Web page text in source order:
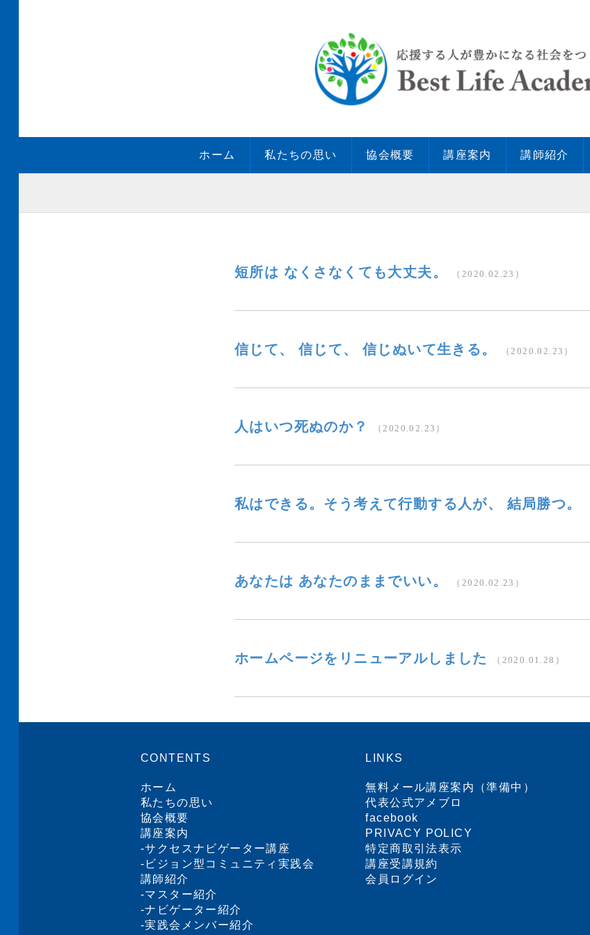
ホーム 私たちの思い 協会概要 講座案内 講師紹介
短所は なくさなくても大丈夫。 （2020.02.23）
信じて、 信じて、 信じぬいて生きる。 （2020.02.23）
人はいつ死ぬのか？ （2020.02.23）
私はできる。そう考えて行動する人が、 結局勝つ。
あなたは あなたのままでいい。 （2020.02.23）
ホームページをリニューアルしました （2020.01.28）
CONTENTS
ホーム
私たちの思い
協会概要
講座案内
-サクセスナビゲーター講座
- ビジョン型コミュニティ実践会
講師紹介
-マスター紹介
-ナビゲーター紹介
-実践会メンバー紹介
LINKS
無料メール講座案内（準備中）
代表公式アメブロ
facebook
PRIVACY POLICY
特定商取引法表示
講座受講規約
会員ログイン